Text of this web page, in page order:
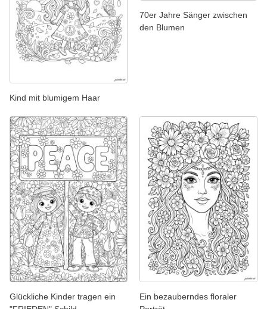
Kind mit blumigem Haar
70er Jahre Sänger zwischen
den Blumen
Glückliche Kinder tragen ein
Ein bezauberndes floraler